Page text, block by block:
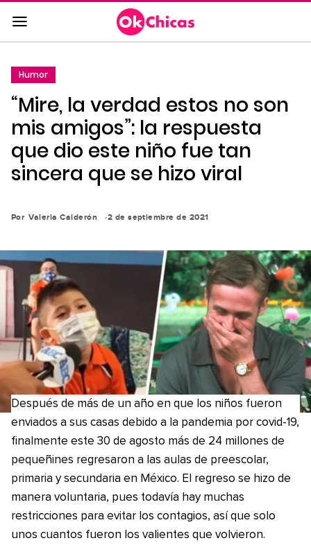
Saltar
al
contenido
la
navegación
principal
Humor
“Mire, la verdad estos no son
mis amigos”: la respuesta
que dio este niño fue tan
sincera que se hizo viral
Por Valeria Calderón 2 de septiembre de 2021
Después de más de un año en que los niños fueron
enviados a sus casas debido a la pandemia por covid-19,
finalmente este 30 de agosto más de 24 millones de
pequeñines regresaron a las aulas de preescolar,
primaria y secundaria en México. El regreso se hizo de
manera voluntaria, pues todavía hay muchas
restricciones para evitar los contagios, así que solo
unos cuantos fueron los valientes que volvieron.